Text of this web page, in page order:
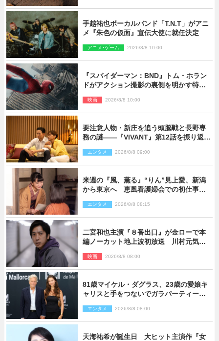
手越祐也ボーカルバンド「T.N.T」がアニ
メ『朱色の仮面』宣伝大使に就任決定
アニメ･ゲーム 2026/8/8 10:00
『スパイダーマン：BND』トム・ホラン
ドがアクション撮影の裏側を明かす特別
映画 2026/8/8 10:00
要注意人物・新庄を追う頭脳戦と長野専
務の謎――『VIVANT』第12話を振り返
エンタメ 2026/8/8 09:00
来週の『風、薫る』“りん”見上愛、新潟
から東京へ 恵風看護婦会での初仕事に
エンタメ 2026/8/8 08:15
二宮和也主演『８番出口』が金ローで本
編ノーカット地上波初放送 川村元気監
映画 2026/8/8 08:00
81歳マイケル・ダグラス、23歳の愛娘キ
ャリスと手をつないでガラパーティーに
エンタメ 2026/8/8 08:00
天海祐希が誕生日 大ヒット主演作『女